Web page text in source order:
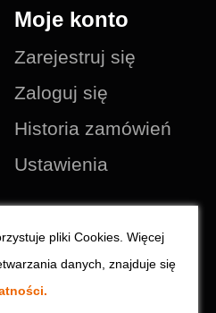
pliki Cookies. Więcej
danych, znajduje się
Moje konto
Zarejestruj się
Zaloguj się
Historia zamówień
Ustawienia